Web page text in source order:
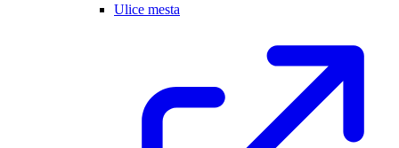
Ulice mesta